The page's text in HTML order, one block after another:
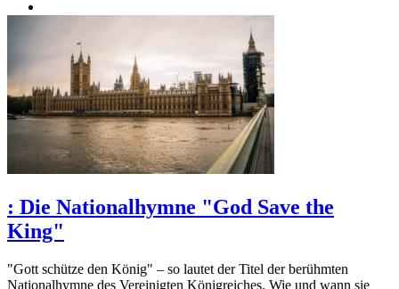
: Die Nationalhymne "God Save the
King"
"Gott schütze den König" – so lautet der Titel der berühmten
Nationalhymne des Vereinigten Königreiches. Wie und wann sie